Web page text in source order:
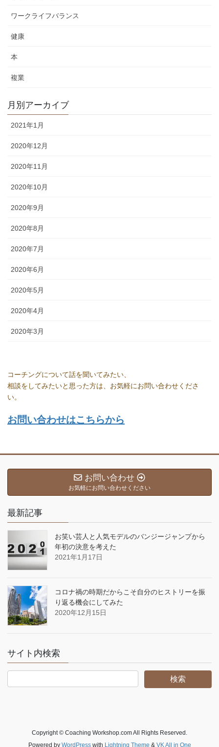
ワークライフバランス
健康
本
複業
月別アーカイブ
2021年1月
2020年12月
2020年11月
2020年10月
2020年9月
2020年8月
2020年7月
2020年6月
2020年5月
2020年4月
2020年3月
コーチングについて話を聞いてみたい、
相談をしてみたいと思った方は、お気軽にお問い合わせくださ
い。
お問い合わせはこちらから
お問い合わせ
お気軽にお問い合わせください
最新記事
お笑い芸人と人気モデルのバンジージャンプから
年初の決意を考えた
2021年1月17日
コロナ禍の時期だからこそ自分のヒストリーを振
り返る機会にしてみた
2020年12月15日
サイト内検索
Copyright © Coaching Workshop.com All Rights Reserved.
Powered by WordPresswith Lightning Theme & VK All in One